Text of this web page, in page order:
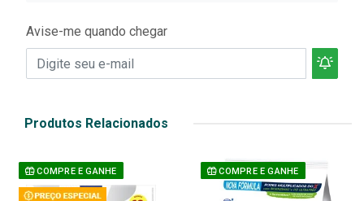
Avise-me quando chegar
Produtos Relacionados
COMPRE E GANHE COMPRE E GANHE